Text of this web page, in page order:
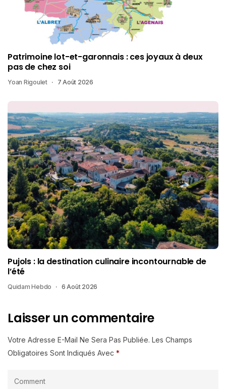
Patrimoine lot-et-garonnais : ces joyaux à deux
pas de chez soi
Yoan Rigoulet 7 Août 2026
Pujols : la destination culinaire incontournable de
l’été
Quidam Hebdo 6 Août 2026
Laisser un commentaire
Votre Adresse E-Mail Ne Sera Pas Publiée. Les Champs
Obligatoires Sont Indiqués Avec *